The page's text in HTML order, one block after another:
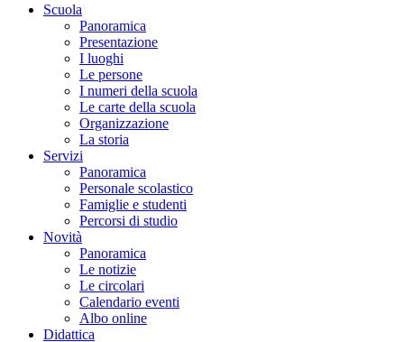
Scuola
Panoramica
Presentazione
I luoghi
Le persone
I numeri della scuola
Le carte della scuola
Organizzazione
La storia
Servizi
Panoramica
Personale scolastico
Famiglie e studenti
Percorsi di studio
Novità
Panoramica
Le notizie
Le circolari
Calendario eventi
Albo online
Didattica